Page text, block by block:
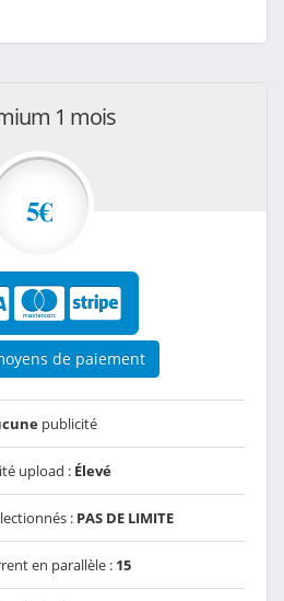
1 mois
5€
de paiement
publicité
upload : Élevé
: PAS DE LIMITE
en parallèle : 15